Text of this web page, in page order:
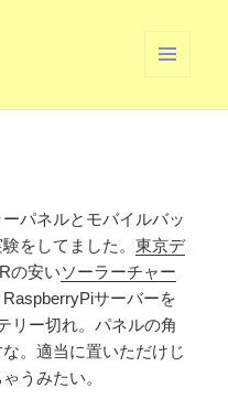
ーとウ
パネルとモバイルバッ
をしてました。東京デ
の安いソーラーチャー
サーバーを
リー切れ。パネルの角
。適当に置いただけじ
うみたい。